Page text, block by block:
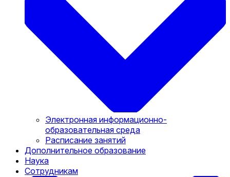
Электронная информационно-
образовательная среда
Расписание занятий
Дополнительное образование
Наука
Сотрудникам